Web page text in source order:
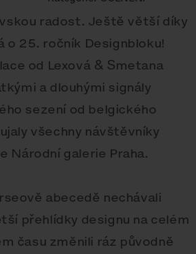
radost. Ještě větší díky
o 25. ročník Designbloku!
od Lexová & Smetana
a dlouhými signály
sezení od belgického
všechny návštěvníky
Národní galerie Praha.
abecedě nechávali
přehlídky designu na celém
času změnili ráz původně